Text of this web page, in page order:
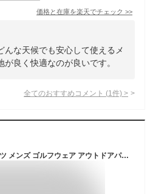
価格と在庫を楽天でチェック >>
んな天候でも安心して使えるメ
良く快適なのが良いです。
全てのおすすめコメント (1 件) >
[Ｋａｙｉｙａｓｕ] ゴルフパンツ メンズ ゴルフウェア アウトドアパンツ 速乾 撥水 通気性 UVカット 耐摩耗 ストレッチ スラックス 薄手 登山 ランニング ウエストゴム M-3XL(L ダークグレー)